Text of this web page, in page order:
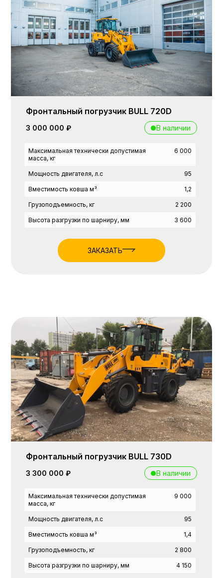
Фронтальный погрузчик BULL 720D
3 000 000 ₽ В наличии
Максимальная технически допустимая
масса, кг
6 000
Мощность двигателя, л.с 95
Вместимость ковша м³ 1,2
Грузоподъемность, кг 2 200
Высота разгрузки по шарниру, мм 3 600
ЗАКАЗАТЬ
Фронтальный погрузчик BULL 730D
3 300 000 ₽ В наличии
Максимальная технически допустимая
масса, кг
9 000
Мощность двигателя, л.с 95
Вместимость ковша м³ 1,4
Грузоподъемность, кг 2 800
Высота разгрузки по шарниру, мм 4 150